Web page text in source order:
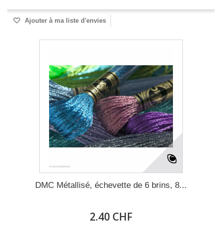
Ajouter à ma liste d'envies
DMC Métallisé, échevette de 6 brins, 8...
2.40 CHF